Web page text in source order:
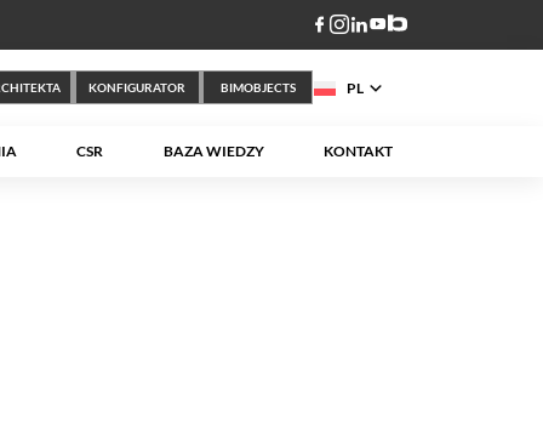
KONFIGURATOR BIMOBJECTS PL
CSR BAZA WIEDZY KONTAKT